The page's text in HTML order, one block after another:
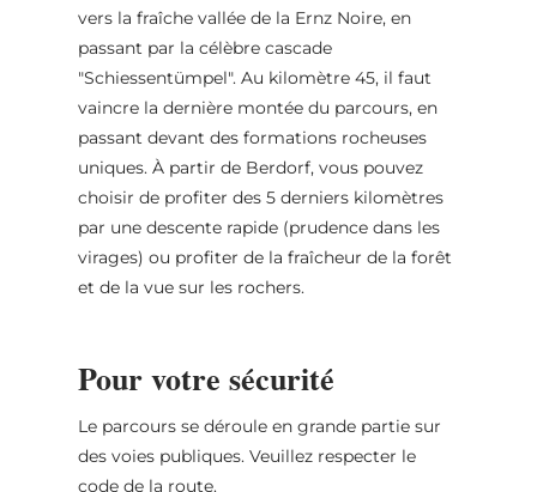
vers la fraîche vallée de la Ernz Noire, en
passant par la célèbre cascade
"Schiessentümpel". Au kilomètre 45, il faut
vaincre la dernière montée du parcours, en
passant devant des formations rocheuses
uniques. À partir de Berdorf, vous pouvez
choisir de profiter des 5 derniers kilomètres
par une descente rapide (prudence dans les
virages) ou profiter de la fraîcheur de la forêt
et de la vue sur les rochers.
Pour votre sécurité
Le parcours se déroule en grande partie sur
des voies publiques. Veuillez respecter le
code de la route.